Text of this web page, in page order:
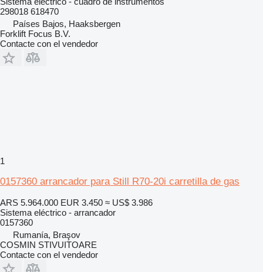
298018 618470
Países Bajos, Haaksbergen
Forklift Focus B.V.
Contacte con el vendedor
1
0157360 arrancador para Still R70-20i carretilla de gas
ARS 5.964.000 EUR 3.450 ≈ US$ 3.986
Sistema eléctrico - arrancador
0157360
Rumanía, Braşov
COSMIN STIVUITOARE
Contacte con el vendedor